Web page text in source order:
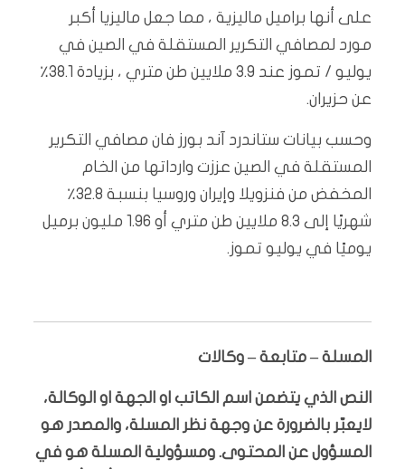
على أنها براميل ماليزية ، مما جعل ماليزيا أكبر
مورد لمصافي التكرير المستقلة في الصين في
يوليو / تموز عند 3.9 ملايين طن متري ، بزيادة 38.1٪
عن حزيران.
وحسب بيانات ستاندرد آند بورز فان مصافي التكرير
المستقلة في الصين عززت وارداتها من الخام
المخفض من فنزويلا وإيران وروسيا بنسبة 32.8٪
شهريًا إلى 8.3 ملايين طن متري أو 1.96 مليون برميل
يوميًا في يوليو تموز.
المسلة – متابعة – وكالات
النص الذي يتضمن اسم الكاتب او الجهة او الوكالة،
لايعبّر بالضرورة عن وجهة نظر المسلة، والمصدر هو
المسؤول عن المحتوى. ومسؤولية المسلة هو في